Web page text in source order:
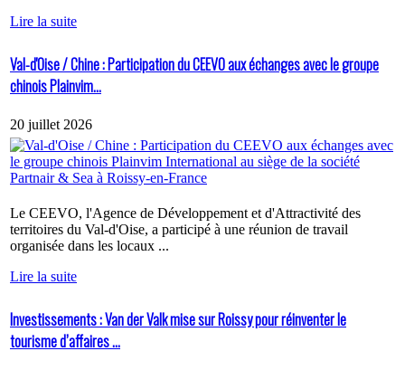
Lire la suite
Val-d'Oise / Chine : Participation du CEEVO aux échanges avec le groupe
chinois Plainvim...
20 juillet 2026
Le CEEVO, l'Agence de Développement et d'Attractivité des
territoires du Val-d'Oise, a participé à une réunion de travail
organisée dans les locaux ...
Lire la suite
Investissements : Van der Valk mise sur Roissy pour réinventer le
tourisme d’affaires ...